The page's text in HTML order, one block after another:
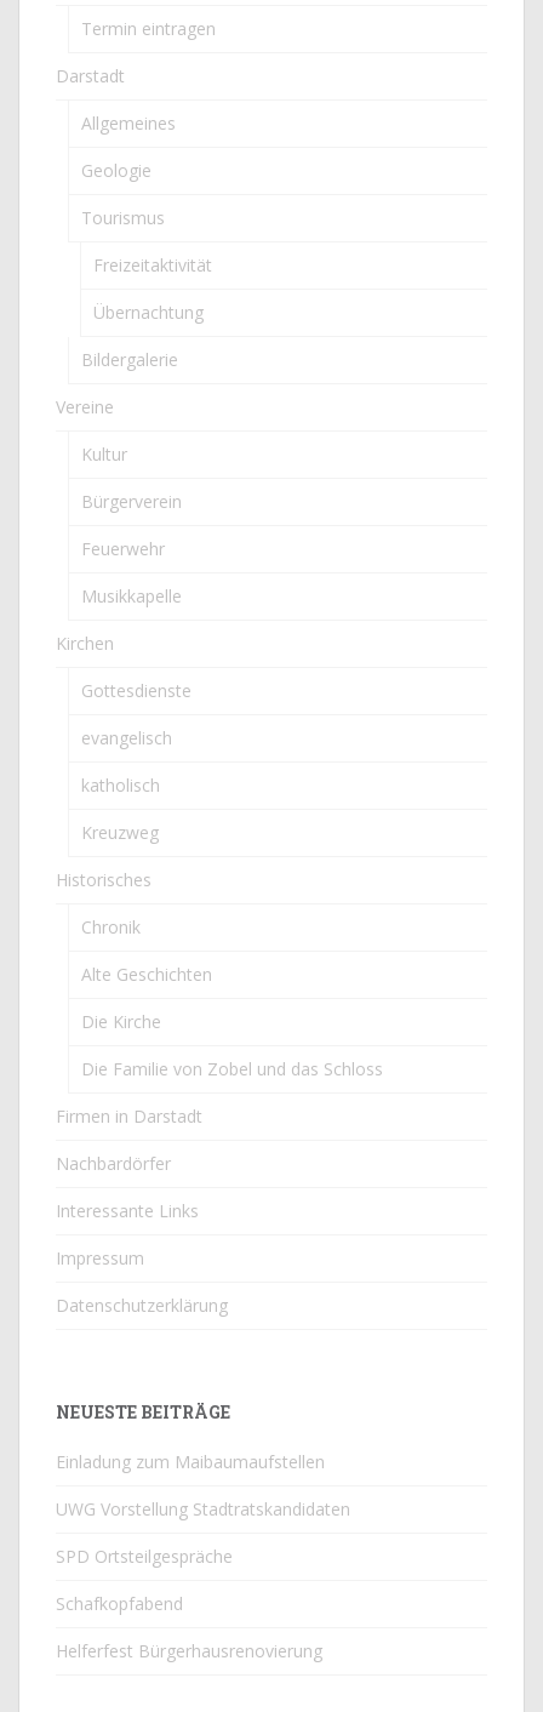
Termin eintragen
Darstadt
Allgemeines
Geologie
Tourismus
Freizeitaktivität
Übernachtung
Bildergalerie
Vereine
Kultur
Bürgerverein
Feuerwehr
Musikkapelle
Kirchen
Gottesdienste
evangelisch
katholisch
Kreuzweg
Historisches
Chronik
Alte Geschichten
Die Kirche
Die Familie von Zobel und das Schloss
Firmen in Darstadt
Nachbardörfer
Interessante Links
Impressum
Datenschutzerklärung
NEUESTE BEITRÄGE
Einladung zum Maibaumaufstellen
UWG Vorstellung Stadtratskandidaten
SPD Ortsteilgespräche
Schafkopfabend
Helferfest Bürgerhausrenovierung